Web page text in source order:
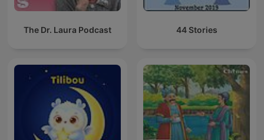
The Dr. Laura Podcast 44 Stories